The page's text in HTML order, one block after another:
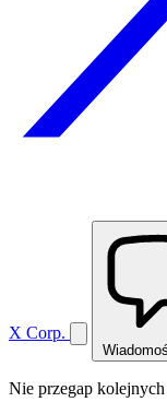
X Corp.
Nie przegap